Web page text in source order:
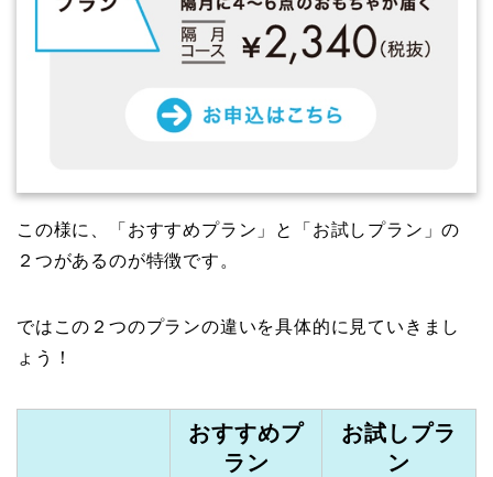
この様に、「おすすめプラン」と「お試しプラン」の
２つがあるのが特徴です。
ではこの２つのプランの違いを具体的に見ていきまし
ょう！
おすすめプ
ラン
お試しプラ
ン